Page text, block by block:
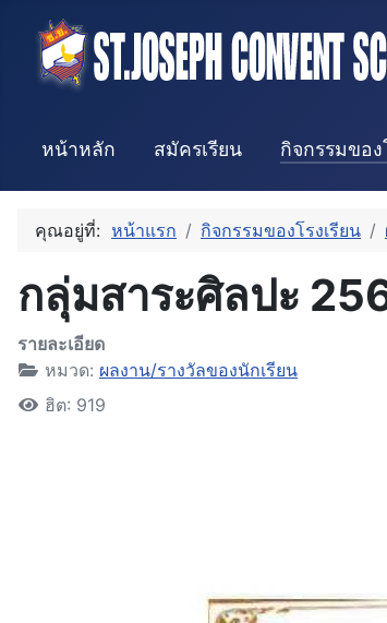
หน้าหลัก สมัครเรียน กิจกรรมของ
คุณอยู่ที่: หน้าแรก กิจกรรมของโรงเรียน
กลุ่มสาระศิลปะ
รายละเอียด
หมวด: ผลงาน/รางวัลของนักเรียน
ฮิต: 919